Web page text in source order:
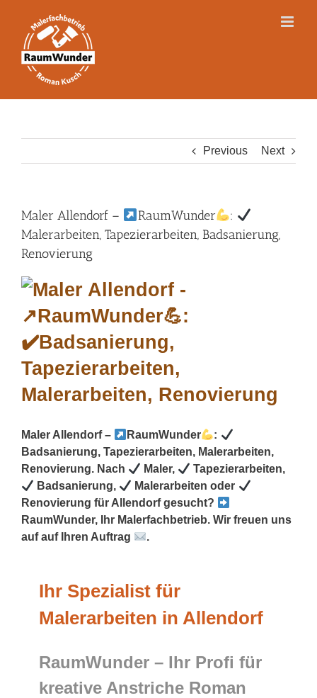
content
Previous Next
Maler Allendorf – RaumWunder
:
Malerarbeiten, Tapezierarbeiten, Badsanierung,
Renovierung
Maler Allendorf – RaumWunder
:
Badsanierung, Tapezierarbeiten, Malerarbeiten,
Renovierung. Nach
Maler,
Tapezierarbeiten,
Badsanierung,
Malerarbeiten oder
Renovierung für Allendorf gesucht?
RaumWunder, Ihr Malerfachbetrieb. Wir freuen uns
auf auf Ihren Auftrag
.
Ihr Spezialist für
Malerarbeiten in Allendorf
RaumWunder – Ihr Profi für
kreative Anstriche Roman